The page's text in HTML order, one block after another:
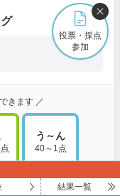
きます ／
う～ん
40～1点
投票・採点
参加
結果一覧